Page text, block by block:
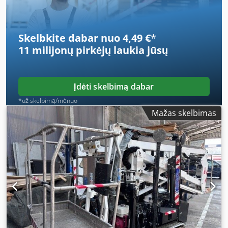
su PVM: 40 000 € Be PVM: 33 334 €
Skelbkite dabar nuo 4,49 €*
11 milijonų pirkėjų laukia jūsų
Įdėti skelbimą dabar
*už skelbimą/mėnuo
Mažas skelbimas